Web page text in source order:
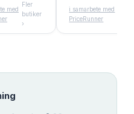
med
Fler
butiker
›
i samarbete med
PriceRunner